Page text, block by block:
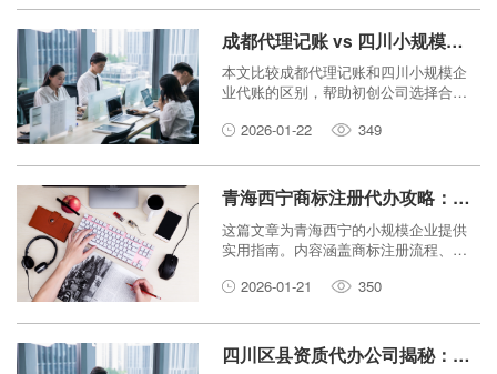
成都代理记账 vs 四川小规模企业代账：哪个更适合初创公司？
本文比较成都代理记账和四川小规模企
业代账的区别，帮助初创公司选择合适
2026-01-22
349
青海西宁商标注册代办攻略：小规模企业如何低成本保护知识产权？
这篇文章为青海西宁的小规模企业提供
实用指南。内容涵盖商标注册流程、代
保护策略。文章语言简单易懂，帮助创
2026-01-21 350
四川区县资质代办公司揭秘：信息咨询服务如何避免资质申请陷阱？